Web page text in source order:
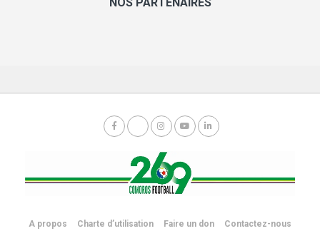
NOS PARTENAIRES
A propos Charte d’utilisation Faire un don
Contactez-nous